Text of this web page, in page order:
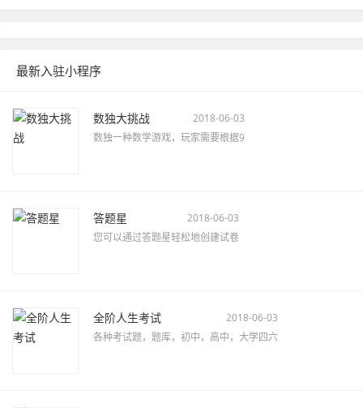
最新入驻小程序
数独大挑战
2018-06-03
数独一种数学游戏，玩家需要根据9
答题星
2018-06-03
您可以通过答题星轻松地创建试卷
全阶人生考试
2018-06-03
各种考试题，题库，初中，高中，大学四六